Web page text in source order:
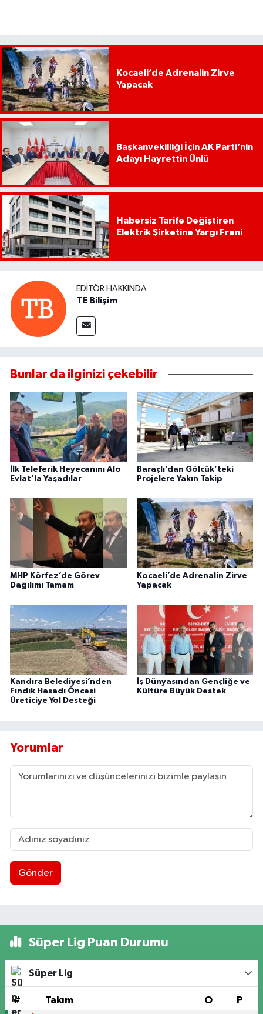
Kocaeli’de Adrenalin Zirve
Yapacak
Başkanvekilliği İçin AK Parti’nin
Adayı Hayrettin Ünlü
Habersiz Tarife Değiştiren
Elektrik Şirketine Yargı Freni
EDITÖR HAKKINDA
TE Bilişim
Bunlar da ilginizi çekebilir
İlk Teleferik Heyecanını Alo
Evlat’la Yaşadılar
Baraçlı’dan Gölcük’teki
Projelere Yakın Takip
MHP Körfez’de Görev
Dağılımı Tamam
Kocaeli’de Adrenalin Zirve
Yapacak
Kandıra Belediyesi’nden
Fındık Hasadı Öncesi
Üreticiye Yol Desteği
İş Dünyasından Gençliğe ve
Kültüre Büyük Destek
Yorumlar
Gönder
Süper Lig Puan Durumu
Süper Lig
# Takım O P